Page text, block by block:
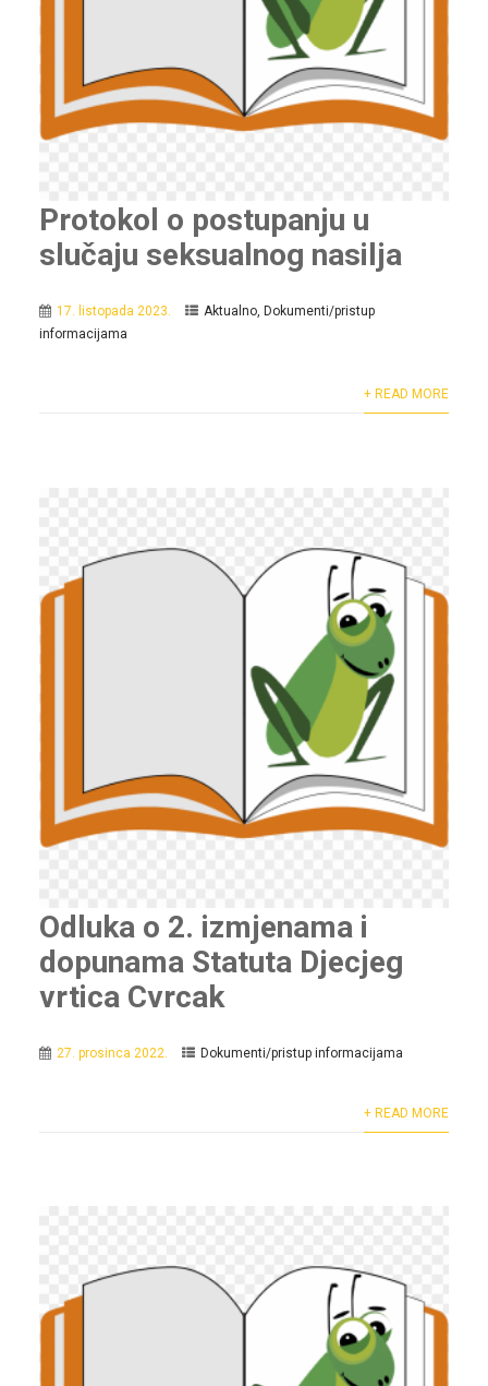
Protokol o postupanju u
slučaju seksualnog nasilja
17. listopada 2023. Aktualno, Dokumenti/pristup
informacijama
+ READ MORE
Odluka o 2. izmjenama i
dopunama Statuta Djecjeg
vrtica Cvrcak
27. prosinca 2022. Dokumenti/pristup informacijama
+ READ MORE